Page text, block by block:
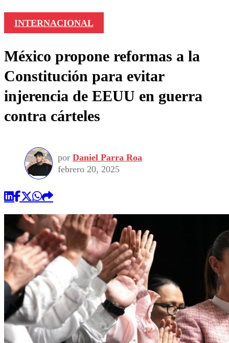
INTERNACIONAL
México propone reformas a la
Constitución para evitar
injerencia de EEUU en guerra
contra cárteles
por Daniel Parra Roa
febrero 20, 2025